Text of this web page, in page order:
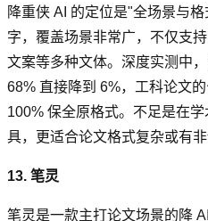
降重侠 AI 的定位是"全场景与
字，覆盖场景非常广，不仅支
文案等多种文体。深度实测中
68% 直接降到 6%，工科论文
100% 保全原格式。不足是在
具，更适合论文格式复杂或有
13. 笔灵
笔灵是一款主打论文场景的降